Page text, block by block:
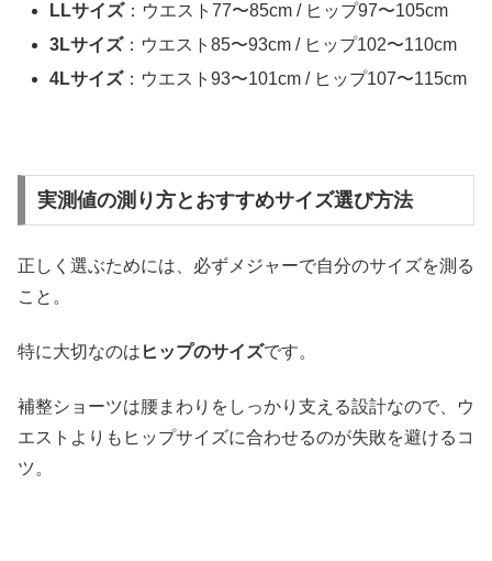
LLサイズ：ウエスト77〜85cm / ヒップ97〜105cm
3Lサイズ：ウエスト85〜93cm / ヒップ102〜110cm
4Lサイズ ：ウエスト93〜101cm / ヒップ107〜115cm
実測値の測り方とおすすめサイズ選び方法
正しく選ぶためには、必ずメジャーで自分のサイズを測る
こと。
特に大切なのは ヒップのサイズです。
補整ショーツは腰まわりをしっかり支える設計なので、ウ
エストよりもヒップサイズに合わせるのが失敗を避けるコ
ツ。